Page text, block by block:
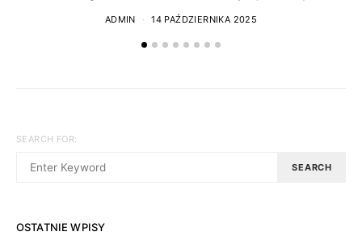
ADMIN 14 PAŹDZIERNIKA 2025
SEARCH FOR:
SEARCH
OSTATNIE WPISY